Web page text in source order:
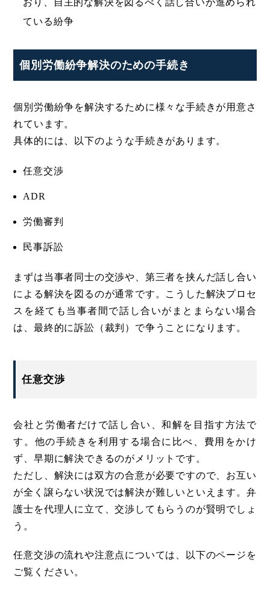
おり、自主的な解決を図るべく話し合いが進められ
ている紛争
個別労働紛争解決のための手続き
個別労働紛争を解決するために様々な手続きが用意さ
れています。
具体的には、以下のような手続きがあります。
任意交渉
ADR
労働審判
民事訴訟
まずは当事者同士の交渉や、第三者を挟んだ話し合い
による解決を図るのが通常です。こうした解決プロセ
スを経ても当事者間で話し合いがまとまらない場合
は、最終的に訴訟（裁判）で争うことになります。
任意交渉
会社と労働者だけで話し合い、和解を目指す方法で
す。他の手続きを利用する場合に比べ、費用をかけ
ず、早期に解決できるのがメリットです。
ただし、解決には双方の合意が必要ですので、お互い
が全く譲らない状況では解決が難しいといえます。弁
護士を代理人に立て、交渉してもらうのが賢明でしょ
う。
任意交渉の流れや注意点については、以下のページを
ご覧ください。